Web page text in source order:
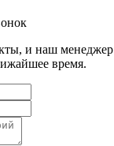
и наш менеджер
время.